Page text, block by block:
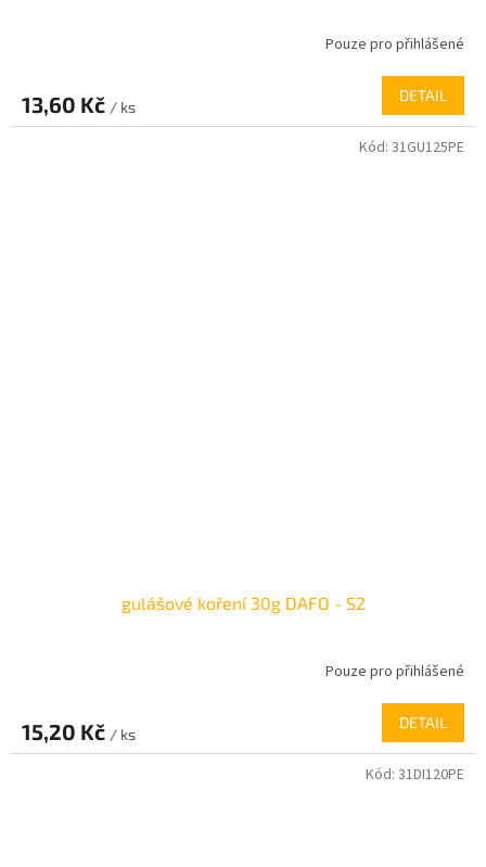
Pouze pro přihlášené
13,60 Kč / ks
DETAIL
gulášové koření 30g DAFO - S2
Pouze pro přihlášené
15,20 Kč / ks
DETAIL
Kód: 31GU125PE
Kód: 31DI120PE